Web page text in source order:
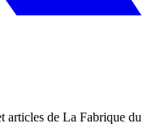
articles de La Fabrique du